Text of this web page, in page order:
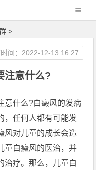
>
注意什么?
时间：2022-12-13 16:27
什么?白癜风的发病
，任何人都有可能发
风对儿童的成长会造
童白癜风的医治，并
治疗。那么，儿童白